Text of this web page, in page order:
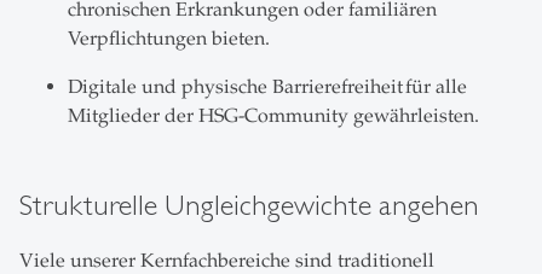
chronischen Erkrankungen oder familiären
Verpflichtungen bieten.
Digitale und physische Barrierefreiheit für alle
Mitglieder der HSG-Community gewährleisten.
Strukturelle Ungleichgewichte angehen
Viele unserer Kernfachbereiche sind traditionell